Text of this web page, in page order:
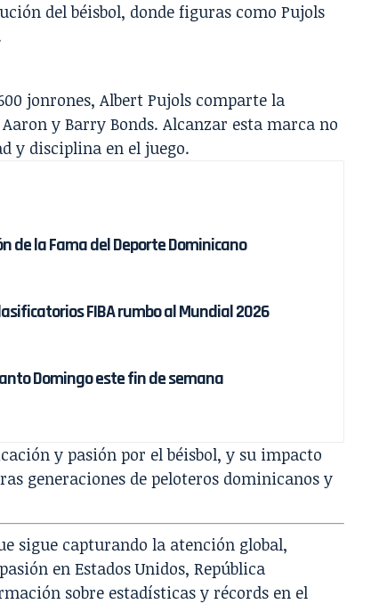
del béisbol, donde figuras como Pujols
jonrones, Albert Pujols comparte la
y Barry Bonds. Alcanzar esta marca no
y disciplina en el juego.
de la Fama del Deporte Dominicano
FIBA rumbo al Mundial 2026
Domingo este fin de semana
y pasión por el béisbol, y su impacto
generaciones de peloteros dominicanos y
sigue capturando la atención global,
en Estados Unidos, República
sobre estadísticas y récords en el